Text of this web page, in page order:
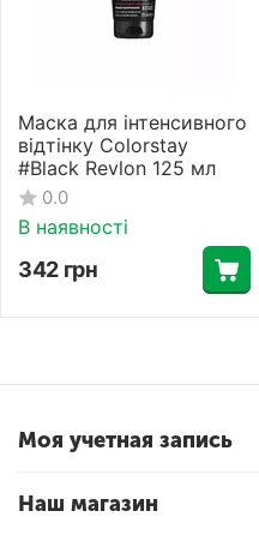
Маска для інтенсивного
відтінку Colorstay
#Black Revlon 125 мл
0.0
В наявності
342 грн
Моя учетная запись
Наш магазин